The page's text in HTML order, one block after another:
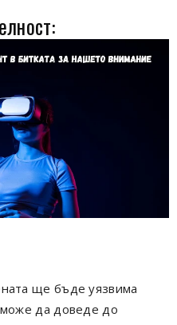
ще бъде уязвима
може да доведе до